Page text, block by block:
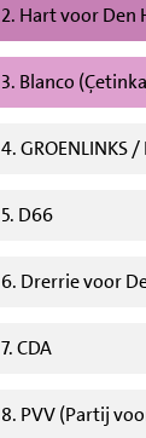
2. Hart voor Den
3. Blanco
4. GROENLINKS
5. D66
6. Drerrie voor
7. CDA
8. PVV (Partij